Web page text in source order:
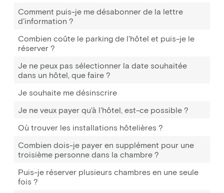
Comment puis-je me désabonner de la lettre
d'information ?
Combien coûte le parking de l'hôtel et puis-je le
réserver ?
Je ne peux pas sélectionner la date souhaitée
dans un hôtel, que faire ?
Je souhaite me désinscrire
Je ne veux payer qu'à l'hôtel, est-ce possible ?
Où trouver les installations hôtelières ?
Combien dois-je payer en supplément pour une
troisième personne dans la chambre ?
Puis-je réserver plusieurs chambres en une seule
fois ?